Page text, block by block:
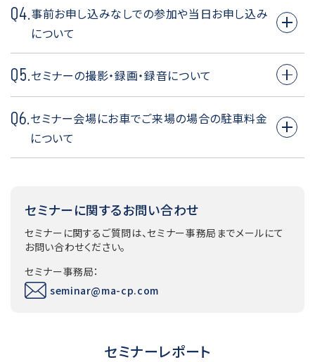
ス宛に当日のスケジュールを記載したご案内をお送りい
たします。なお当日は受付にて「お名刺1名」をご提出くだ
さい。
話番号・E-mailアドレス」の情報をご記入いただきます。
A3.定員の都合上、必ずご同伴者の方も個別にお申し込みが
必要になります。
Q4.事前お申し込みなしでの参加や当日お申し込み
について
A4.セミナー当日のお申し込みもホームページにて受付して
Q5.セミナーの撮影・録画・録音について
A5.メディア関係者様を除き、ご遠慮いただいております。
Q6.セミナー会場にお車でご来場の場合の駐車料金
について
セミナーに関するお問い合わせ
セミナーに関するご質問は、セミナー事務局までメールにて
お問い合わせください。
セミナー事務局：
seminar@ma-cp.com
セミナーレポート